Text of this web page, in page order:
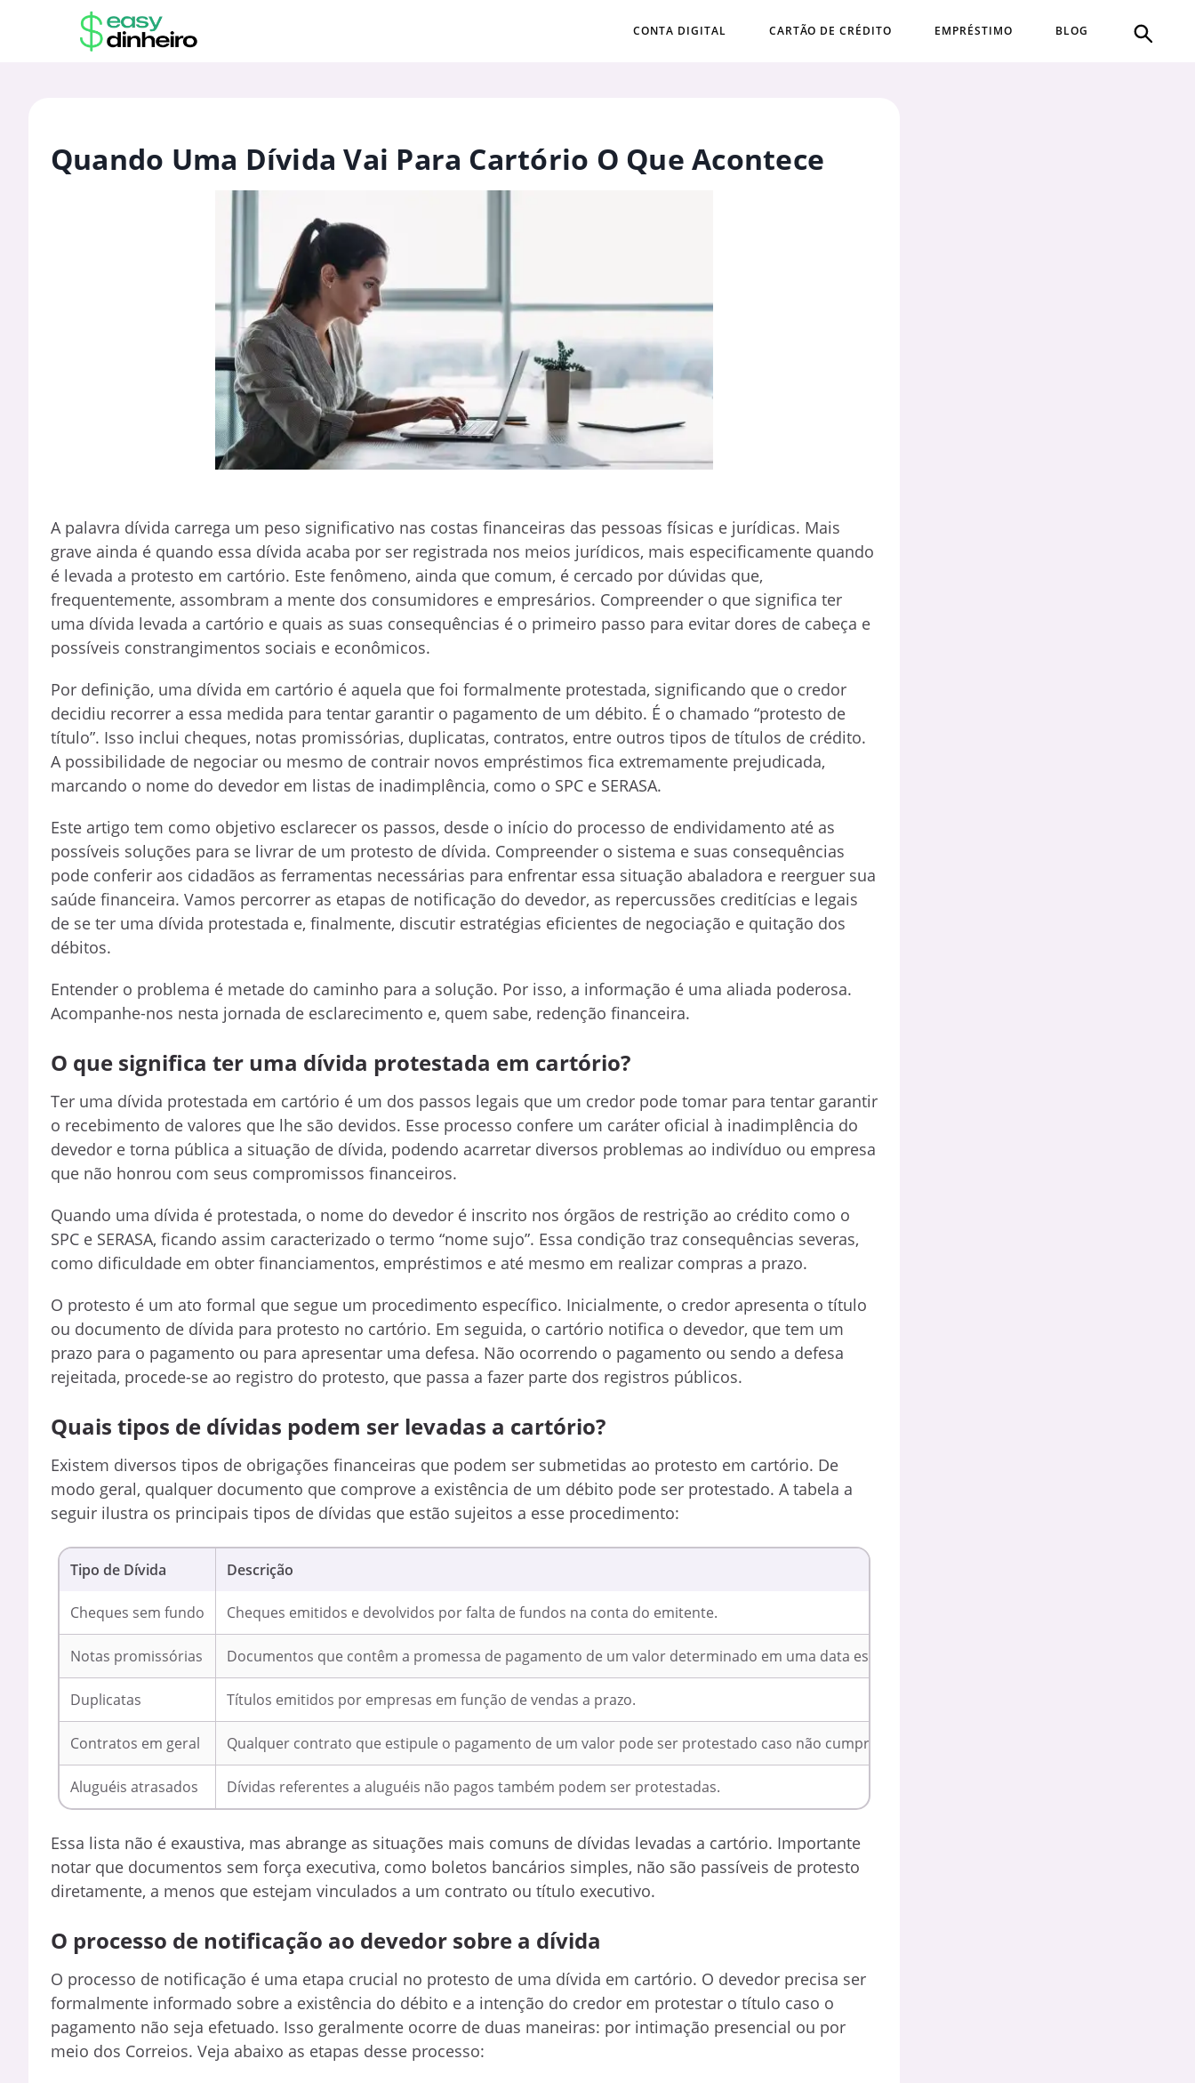
CONTA DIGITAL CARTÃO DE CRÉDITO EMPRÉSTIMO BLOG
Quando Uma Dívida Vai Para Cartório O Que Acontece
A palavra dívida carrega um peso significativo nas costas financeiras das pessoas físicas e jurídicas. Mais
grave ainda é quando essa dívida acaba por ser registrada nos meios jurídicos, mais especificamente quando
é levada a protesto em cartório. Este fenômeno, ainda que comum, é cercado por dúvidas que,
frequentemente, assombram a mente dos consumidores e empresários. Compreender o que significa ter
uma dívida levada a cartório e quais as suas consequências é o primeiro passo para evitar dores de cabeça e
possíveis constrangimentos sociais e econômicos.
Por definição, uma dívida em cartório é aquela que foi formalmente protestada, significando que o credor
decidiu recorrer a essa medida para tentar garantir o pagamento de um débito. É o chamado “protesto de
título”. Isso inclui cheques, notas promissórias, duplicatas, contratos, entre outros tipos de títulos de crédito.
A possibilidade de negociar ou mesmo de contrair novos empréstimos fica extremamente prejudicada,
marcando o nome do devedor em listas de inadimplência, como o SPC e SERASA.
Este artigo tem como objetivo esclarecer os passos, desde o início do processo de endividamento até as
possíveis soluções para se livrar de um protesto de dívida. Compreender o sistema e suas consequências
pode conferir aos cidadãos as ferramentas necessárias para enfrentar essa situação abaladora e reerguer sua
saúde financeira. Vamos percorrer as etapas de notificação do devedor, as repercussões creditícias e legais
de se ter uma dívida protestada e, finalmente, discutir estratégias eficientes de negociação e quitação dos
débitos.
Entender o problema é metade do caminho para a solução. Por isso, a informação é uma aliada poderosa.
Acompanhe-nos nesta jornada de esclarecimento e, quem sabe, redenção financeira.
O que significa ter uma dívida protestada em cartório?
Ter uma dívida protestada em cartório é um dos passos legais que um credor pode tomar para tentar garantir
o recebimento de valores que lhe são devidos. Esse processo confere um caráter oficial à inadimplência do
devedor e torna pública a situação de dívida, podendo acarretar diversos problemas ao indivíduo ou empresa
que não honrou com seus compromissos financeiros.
Quando uma dívida é protestada, o nome do devedor é inscrito nos órgãos de restrição ao crédito como o
SPC e SERASA, ficando assim caracterizado o termo “nome sujo”. Essa condição traz consequências severas,
como dificuldade em obter financiamentos, empréstimos e até mesmo em realizar compras a prazo.
O protesto é um ato formal que segue um procedimento específico. Inicialmente, o credor apresenta o título
ou documento de dívida para protesto no cartório. Em seguida, o cartório notifica o devedor, que tem um
prazo para o pagamento ou para apresentar uma defesa. Não ocorrendo o pagamento ou sendo a defesa
rejeitada, procede-se ao registro do protesto, que passa a fazer parte dos registros públicos.
Quais tipos de dívidas podem ser levadas a cartório?
Existem diversos tipos de obrigações financeiras que podem ser submetidas ao protesto em cartório. De
modo geral, qualquer documento que comprove a existência de um débito pode ser protestado. A tabela a
seguir ilustra os principais tipos de dívidas que estão sujeitos a esse procedimento:
Tipo de Dívida Descrição
Cheques sem fundo Cheques emitidos e devolvidos por falta de fundos na conta do emitente.
Notas promissórias Documentos que contêm a promessa de pagamento de um valor determinado em uma data especificada.
Duplicatas Títulos emitidos por empresas em função de vendas a prazo.
Contratos em geral Qualquer contrato que estipule o pagamento de um valor pode ser protestado caso não cumprido.
Aluguéis atrasados Dívidas referentes a aluguéis não pagos também podem ser protestadas.
Essa lista não é exaustiva, mas abrange as situações mais comuns de dívidas levadas a cartório. Importante
notar que documentos sem força executiva, como boletos bancários simples, não são passíveis de protesto
diretamente, a menos que estejam vinculados a um contrato ou título executivo.
O processo de notificação ao devedor sobre a dívida
O processo de notificação é uma etapa crucial no protesto de uma dívida em cartório. O devedor precisa ser
formalmente informado sobre a existência do débito e a intenção do credor em protestar o título caso o
pagamento não seja efetuado. Isso geralmente ocorre de duas maneiras: por intimação presencial ou por
meio dos Correios. Veja abaixo as etapas desse processo: